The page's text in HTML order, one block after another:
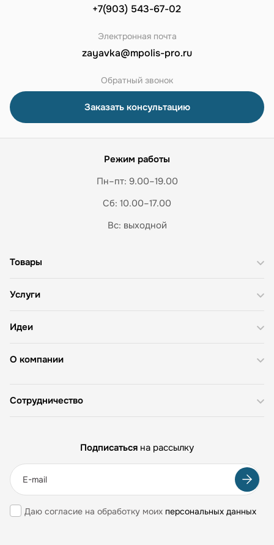
+7(903) 543-67-02
Электронная почта
zayavka@mpolis-pro.ru
Обратный звонок
Заказать консультацию
Режим работы
Пн–пт: 9.00–19.00
Сб: 10.00–17.00
Вс: выходной
О компании
Товары
Услуги
Идеи
Сотрудничество
Подписаться на рассылку
Даю согласие на обработку моих персональных данных